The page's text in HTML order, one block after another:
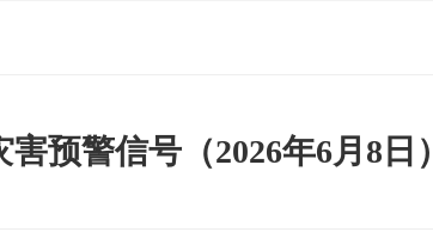
害预警信号（2026年6月8日）